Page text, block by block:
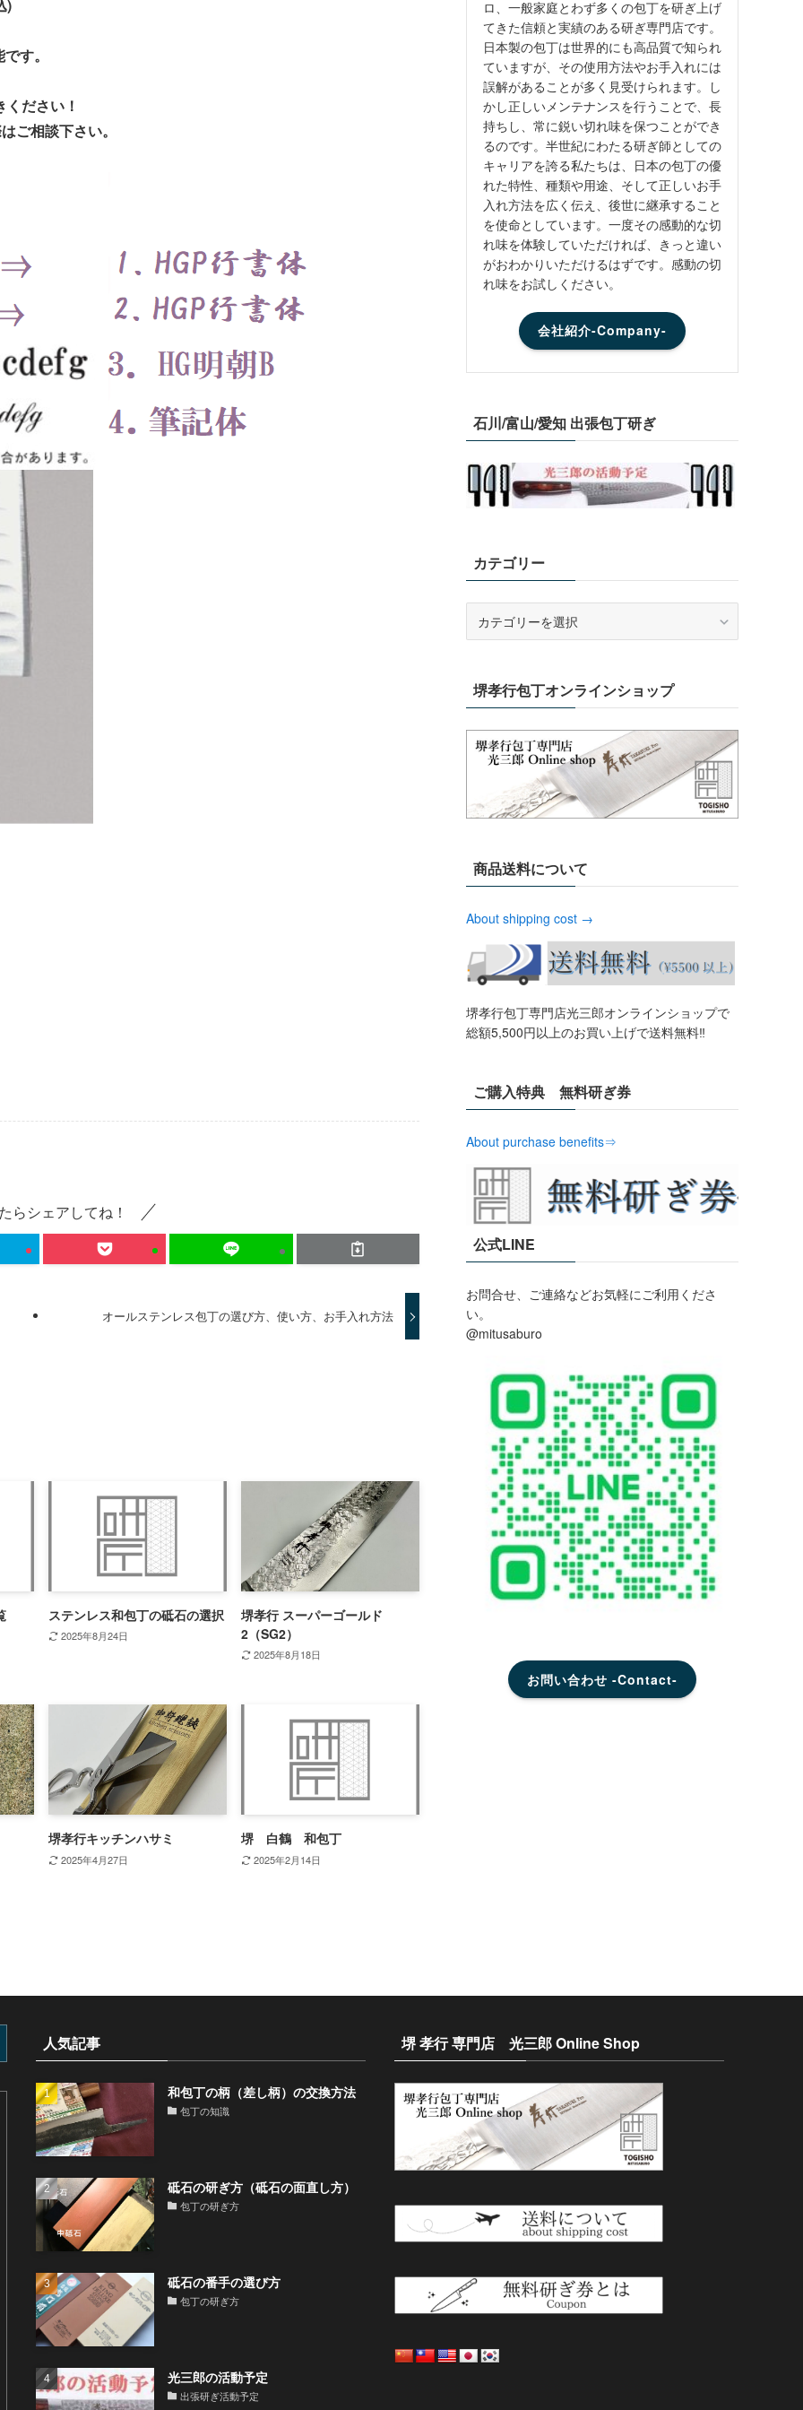
)
す。
ださい！
ご相談下さい。
らシェアしてね！
オールステンレス包丁の選び方、使い方、お手入れ方法
ステンレス和包丁の砥石の選択
2025年8月24日
堺孝行 スーパーゴールド
2（SG2）
2025年8月18日
堺孝行キッチンハサミ
2025年4月27日
堺 白鶴 和包丁
2025年2月14日
ロ、一般家庭とわず多くの包丁を研ぎ上げ
てきた信頼と実績のある研ぎ専門店です。
日本製の包丁は世界的にも高品質で知られ
ていますが、その使用方法やお手入れには
誤解があることが多く見受けられます。し
かし正しいメンテナンスを行うことで、長
持ちし、常に鋭い切れ味を保つことができ
るのです。半世紀にわたる研ぎ師としての
キャリアを誇る私たちは、日本の包丁の優
れた特性、種類や用途、そして正しいお手
入れ方法を広く伝え、後世に継承すること
を使命としています。一度その感動的な切
れ味を体験していただければ、きっと違い
がおわかりいただけるはずです。感動の切
れ味をお試しください。
会社紹介-Company-
石川/富山/愛知 出張包丁研ぎ
カテゴリー
ー
堺孝行包丁オンラインショップ
商品送料について
About shipping cost →
堺孝行包丁専門店光三郎オンラインショップで
総額5,500円以上のお買い上げで送料無料‼︎
ご購入特典 無料研ぎ券
About purchase benefits⇒
公式LINE
お問合せ、ご連絡などお気軽にご利用くださ
い。
@mitusaburo
お問い合わせ -Contact-
人気記事
和包丁の柄（差し柄）の交換方法
包丁の知識
砥石の研ぎ方（砥石の面直し方）
包丁の研ぎ方
砥石の番手の選び方
包丁の研ぎ方
光三郎の活動予定
出張研ぎ活動予定
堺 孝行 専門店 光三郎 Online Shop